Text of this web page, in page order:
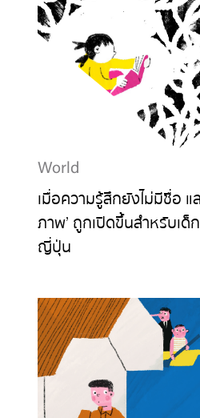
World
เมื่อความรู้สึกยังไม่มีชื่อ แ
ภาพ’ ถูกเปิดขึ้นสำหรับเ
ญี่ปุ่น